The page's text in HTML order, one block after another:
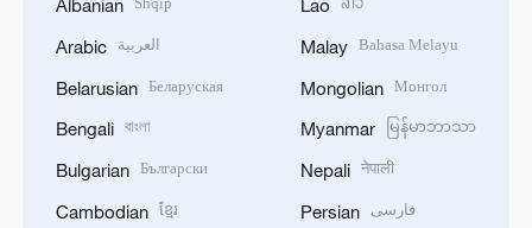
Albanian
Arabic العربية
Belarusian Беларуская
Bengali বাংলা
Bulgarian Български
Cambodian ខ្មែរ
Lao
Malay Bahasa Melayu
Mongolian Монгол
Myanmar မြန်မာဘာသာ
Nepali नेपाली
Persian فارسی